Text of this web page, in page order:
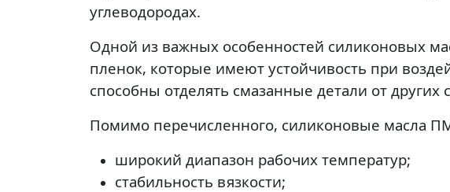
углеводородах.
Одной из важных особенностей силиконовых
пленок, которые имеют устойчивость при
способны отделять смазанные детали от
Помимо перечисленного, силиконовые масла
широкий диапазон рабочих температур;
стабильность вязкости;